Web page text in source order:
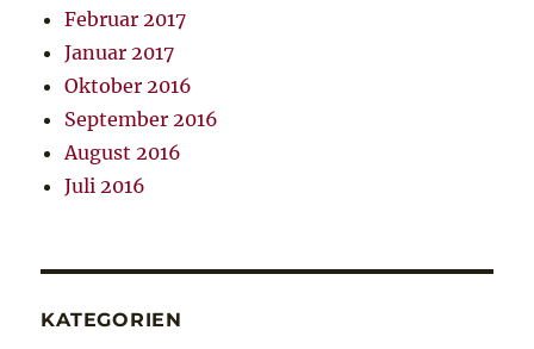
Februar 2017
Januar 2017
Oktober 2016
September 2016
August 2016
Juli 2016
KATEGORIEN